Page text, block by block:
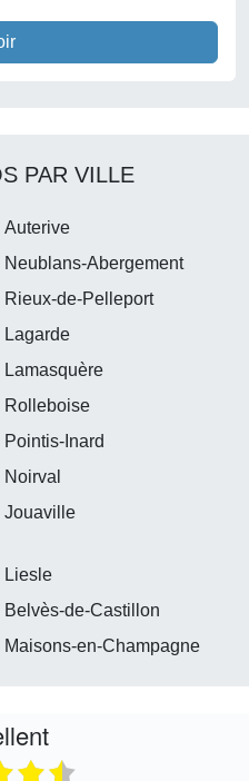
PAR VILLE
Auterive
Neublans-Abergement
Rieux-de-Pelleport
Lagarde
Lamasquère
Rolleboise
Pointis-Inard
Noirval
Jouaville
Liesle
Belvès-de-Castillon
Maisons-en-Champagne